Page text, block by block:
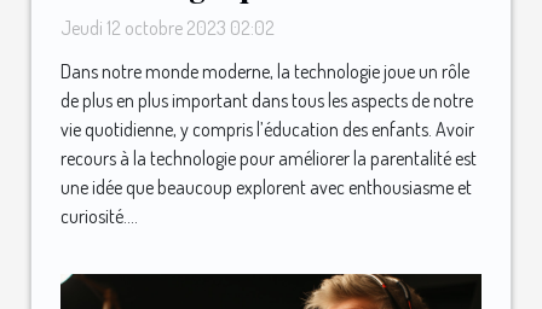
la parentalité : le cas de May
Jeudi 12 octobre 2023 02:02
Dans notre monde moderne, la technologie joue un rôle
de plus en plus important dans tous les aspects de notre
vie quotidienne, y compris l’éducation des enfants. Avoir
recours à la technologie pour améliorer la parentalité est
une idée que beaucoup explorent avec enthousiasme et
curiosité....